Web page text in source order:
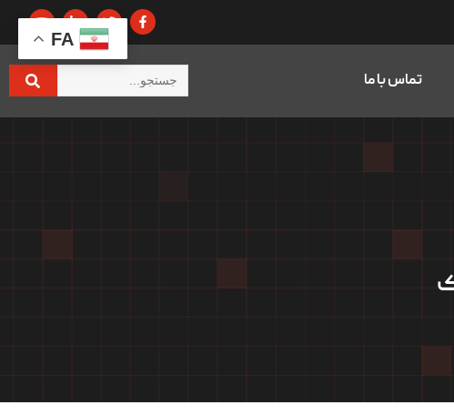
تماس با ما
FA